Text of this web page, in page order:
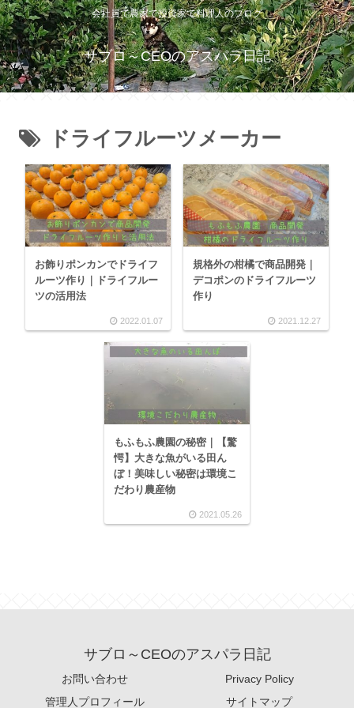
会社員で農家で投資家で料理人のブログ
サブロ～CEOのアスパラ日記
ドライフルーツメーカー
お飾りポンカンでドライフ
ルーツ作り｜ドライフルー
ツの活用法
2022.01.07
規格外の柑橘で商品開発｜
デコポンのドライフルーツ
作り
2021.12.27
もふもふ農園の秘密｜【驚
愕】大きな魚がいる田ん
ぼ！美味しい秘密は環境こ
だわり農産物
2021.05.26
サブロ～CEOのアスパラ日記
お問い合わせ
Privacy Policy
管理人プロフィール
サイトマップ